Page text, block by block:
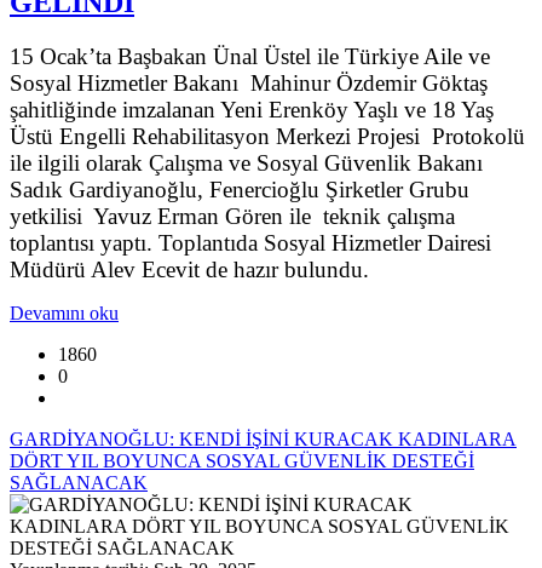
15 Ocak’ta Başbakan Ünal Üstel ile Türkiye Aile ve
Sosyal Hizmetler Bakanı Mahinur Özdemir Göktaş
şahitliğinde imzalanan Yeni Erenköy Yaşlı ve 18 Yaş
Üstü Engelli Rehabilitasyon Merkezi Projesi Protokolü
ile ilgili olarak Çalışma ve Sosyal Güvenlik Bakanı
Sadık Gardiyanoğlu, Fenercioğlu Şirketler Grubu
yetkilisi Yavuz Erman Gören ile teknik çalışma
toplantısı yaptı. Toplantıda Sosyal Hizmetler Dairesi
Müdürü Alev Ecevit de hazır bulundu.
Devamını oku
1860
0
GARDİYANOĞLU: KENDİ İŞİNİ KURACAK KADINLARA
DÖRT YIL BOYUNCA SOSYAL GÜVENLİK DESTEĞİ
SAĞLANACAK